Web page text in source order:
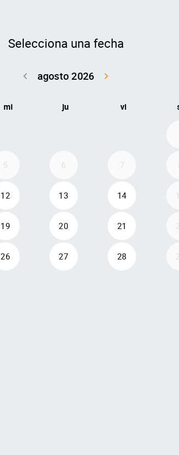
Selecciona una fecha
agosto 2026
keyboard_arrow_left
keyboard_arrow_right
mi ju vi
5 6 7
12 13 14
19 20 21
26 27 28